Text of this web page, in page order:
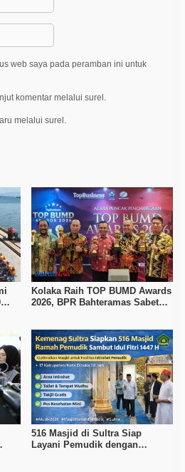
web saya pada peramban ini untuk
komentar melalui surel.
melalui surel.
Kolaka Raih TOP BUMD Awards
2026, BPR Bahteramas Sabet
516 Masjid di Sultra Siap
Layani Pemudik dengan